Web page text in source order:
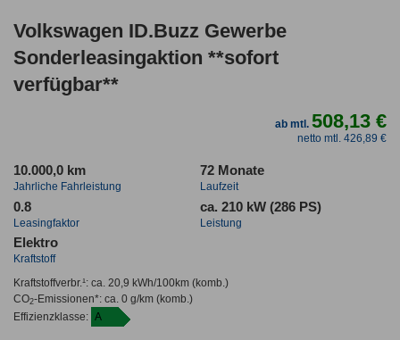
Volkswagen ID.Buzz Gewerbe
Sonderleasingaktion **sofort
verfügbar**
ab mtl.508,13 €
netto mtl. 426,89 €
10.000,0 km
Jahrliche Fahrleistung
72 Monate
Laufzeit
0.8
Leasingfaktor
ca. 210 kW (286 PS)
Leistung
Elektro
Kraftstoff
Kraftstoffverbr.¹: ca. 20,9 kWh/100km(komb.)
CO2-Emissionen*: ca. 0 g/km(komb.)
Effizienzklasse: A